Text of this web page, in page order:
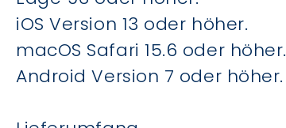
iOS Version 13 oder höher.
macOS Safari 15.6 oder höher.
Android Version 7 oder höher.